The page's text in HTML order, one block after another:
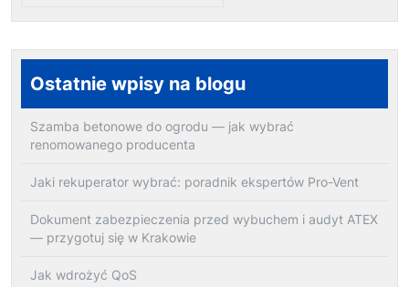
Ostatnie wpisy na blogu
Szamba betonowe do ogrodu — jak wybrać
renomowanego producenta
Jaki rekuperator wybrać: poradnik ekspertów Pro-Vent
Dokument zabezpieczenia przed wybuchem i audyt ATEX
— przygotuj się w Krakowie
Jak wdrożyć QoS